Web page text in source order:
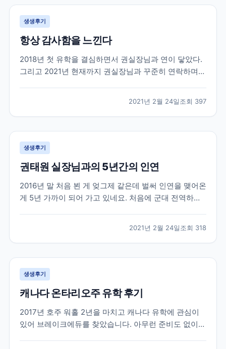
이크...
생생후기
항상 감사함을 느낀다
2018년 첫 유학을 결심하면서 권실장님과 연이 닿았다.
그리고 2021년 현재까지 권실장님과 꾸준히 연락하며
해줄만큼 캐나다 사정을 잘 알지도 못하거니와 그들이
해 줄 수 있는건 정서적이 도움들 밖에 없다. 그...
2021년 2월 24일조회 397
생생후기
권태원 실장님과의 5년간의 인연
2016년 말 처음 뵌 게 엊그제 같은데 벌써 인연을 맺어온
게 5년 가까이 되어 가고 있네요. 처음에 군대 전역하기
가야지 마음먹고 상담 신청하고 찾아 갔었는데 열정을
다하여 상담을 해 주셨습니다. 불안감에 가득차고...
2021년 2월 24일조회 318
생생후기
캐나다 온타리오주 유학 후기
2017년 호주 워홀 2년을 마치고 캐나다 유학에 관심이
있어 브레이크에듀를 찾았습니다. 아무런 준비도 없이